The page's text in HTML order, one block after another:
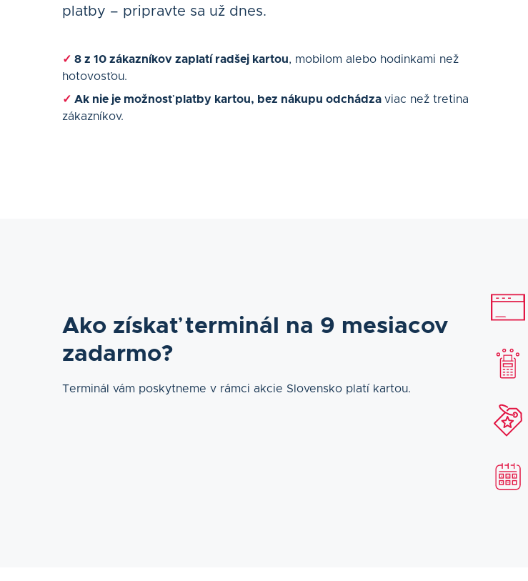
platby – pripravte sa už dnes.
✓ 8 z 10 zákazníkov zaplatí radšej kartou, mobilom alebo hodinkami než
hotovosťou.
✓ Ak nie je možnosť platby kartou, bez nákupu odchádza viac než tretina
zákazníkov.
Ako získať terminál na 9 mesiacov
zadarmo?
Terminál vám poskytneme v rámci akcie Slovensko platí kartou.